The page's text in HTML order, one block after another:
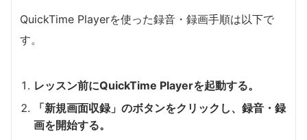
QuickTime Playerを使った録音・録画手順は以下で
す。
レッスン前にQuickTime Playerを起動する。
「新規画面収録」のボタンをクリックし、録音・録
画を開始する。